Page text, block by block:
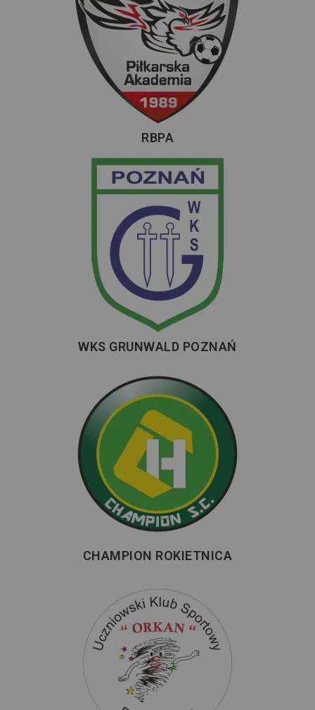
RBPA
WKS GRUNWALD POZNAŃ
CHAMPION ROKIETNICA